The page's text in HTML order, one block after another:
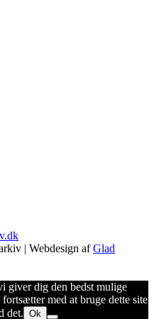
| Webdesign afGlad
giver dig den bedst mulige
med at bruge dette site
det. Ok